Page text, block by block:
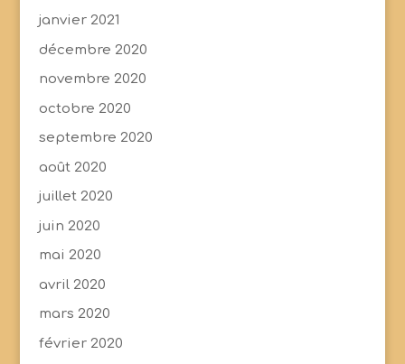
janvier 2021
décembre 2020
novembre 2020
octobre 2020
septembre 2020
août 2020
juillet 2020
juin 2020
mai 2020
avril 2020
mars 2020
février 2020